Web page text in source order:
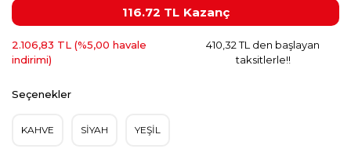
116.72 TL Kazanç
2.106,83 TL (%5,00 havale
indirimi)
410,32 TL den başlayan
taksitlerle!!
Seçenekler
KAHVE SİYAH YEŞİL